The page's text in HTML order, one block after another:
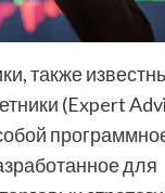
также
(Expert
для